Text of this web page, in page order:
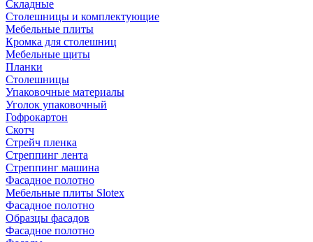
Складные
Столешницы и комплектующие
Мебельные плиты
Кромка для столешниц
Мебельные щиты
Планки
Столешницы
Упаковочные материалы
Уголок упаковочный
Гофрокартон
Скотч
Стрейч пленка
Стреппинг лента
Стреппинг машина
Фасадное полотно
Мебельные плиты Slotex
Фасадное полотно
Образцы фасадов
Фасадное полотно